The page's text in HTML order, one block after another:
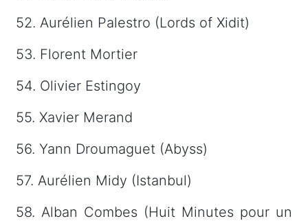
52. Aurélien Palestro (Lords of Xidit)
53. Florent Mortier
54. Olivier Estingoy
55. Xavier Merand
56. Yann Droumaguet (Abyss)
57. Aurélien Midy (Istanbul)
58. Alban Combes (Huit Minutes pour un